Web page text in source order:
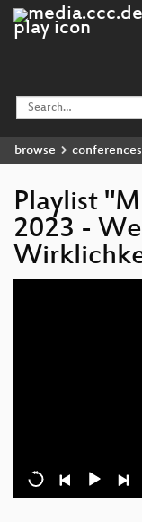
browse conferences
Playlist
2023 -